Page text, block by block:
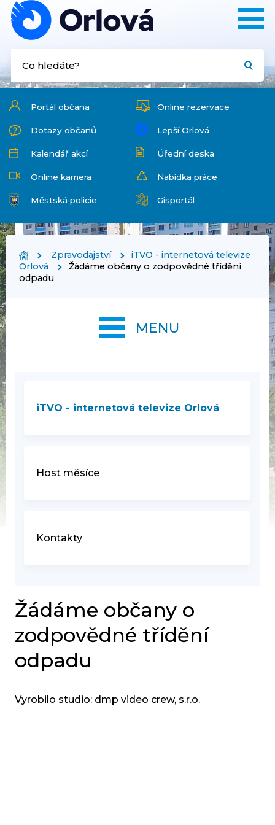
Portál občana Online rezervace
Dotazy občanů Lepší Orlová
Kalendář akcí Úřední deska
Online kamera Nabídka práce
Městská policie Gisportál
Zpravodajství
iTVO - internetová televize
Orlová
Žádáme občany o zodpovědné třídění
odpadu
iTVO - internetová televize Orlová
Host měsíce
Kontakty
Žádáme občany o
zodpovědné třídění
odpadu
Vyrobilo studio: dmp video crew, s.r.o.
MENU